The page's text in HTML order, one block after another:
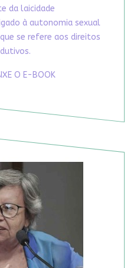
da laicidade
à autonomia sexual
se refere aos direitos
O E-BOOK